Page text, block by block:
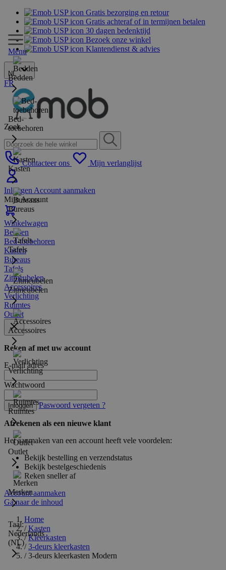
Gratis bezorging en retour
Gratis achteraf of in termijnen betalen
30 dagen bedenktijd
Bezoek onze winkel
Klantendienst & advies
NL
FR
Zoek
Contacteer ons Mijn verlanglijst
Inloggen Account aanmaken
Mijn Account
Winkelwagen
Menu
Bedden
Bed-
toebehoren
Kasten
Bureaus
Tafels
Zitmeubelen
Accessoires
Verlichting
Ruimtes
Outlet
Merken
Taal:
Nederlands
(NL)
Bedden
Bed-toebehoren
Kasten
Bureaus
Tafels
Zitmeubelen
Accessoires
Verlichting
Ruimtes
Outlet
Reken af met uw account
E-mail adres
Wachtwoord
Inloggen Paswoord vergeten ?
Afrekenen als een nieuwe klant
Het aanmaken van een account heeft vele voordelen:
Bekijk bestelling en verzendstatus
Bekijk bestelgeschiedenis
Reken sneller af
Account aanmaken
Ga naar de inhoud
Home
/ Kasten
/ Kleerkasten
/ 3-deurs kleerkasten
/ 3-deurs kleerkasten Modern